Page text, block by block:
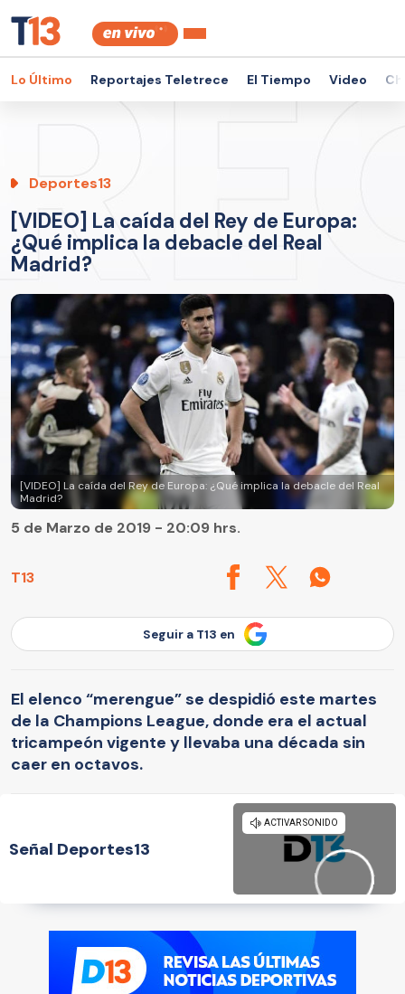
Lo Último Reportajes Teletrece El Tiempo Video
Deportes13
[VIDEO] La caída del Rey de Europa:
¿Qué implica la debacle del Real
Madrid?
[VIDEO] La caída del Rey de Europa: ¿Qué implica la debacle del Real
Madrid?
T13
5 de Marzo de 2019 - 20:09 hrs.
Seguir a T13 en
El elenco “merengue” se despidió este martes
de la Champions League, donde era el actual
tricampeón vigente y llevaba una década sin
caer en octavos.
Señal Deportes13